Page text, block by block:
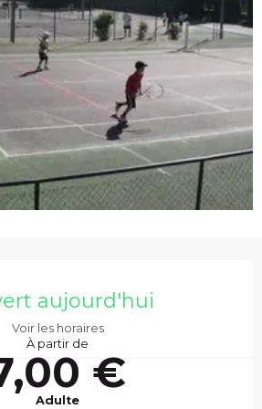
aujourd'hui
Voir les horaires
À partir de
€
Adulte